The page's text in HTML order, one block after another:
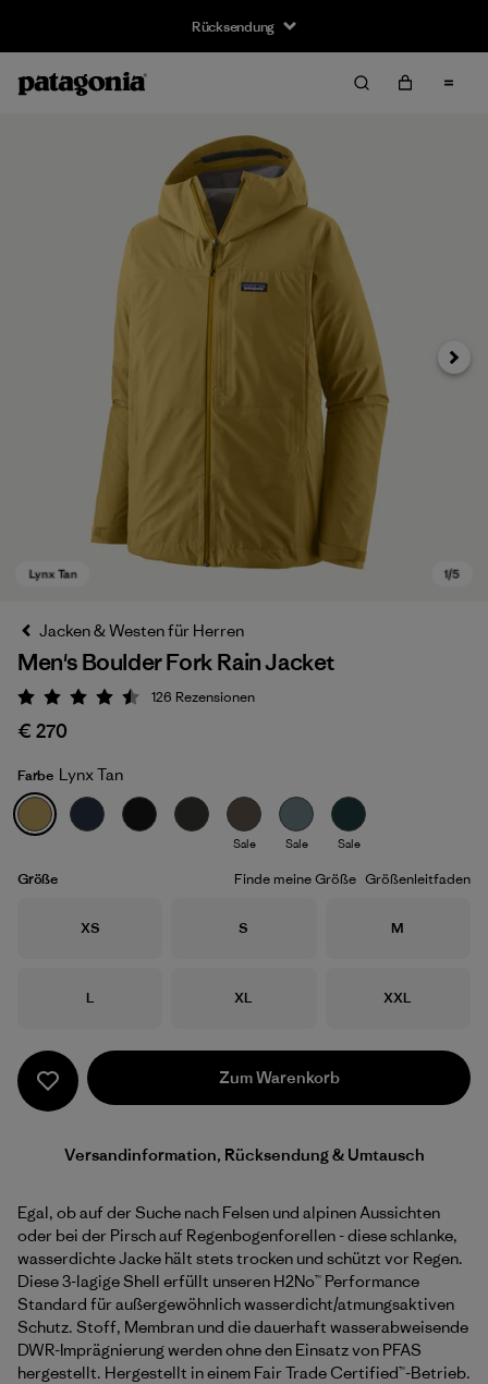
Rücksendung
Lynx Tan
Weiter
Jacken & Westen für Herren
Men's Boulder Fork Rain Jacket
Bewertung: 4.5 / 5
126 Rezensionen
€ 270
Farbe Lynx Tan
Sale Sale Sale
Größe Finde meine Größe Größenleitfaden
Größe
XS Größe
S Größe
M
Größe
L Größe
XL Größe
XXL
Zum Warenkorb
Versandinformation, Rücksendung & Umtausch
Egal, ob auf der Suche nach Felsen und alpinen Aussichten
oder bei der Pirsch auf Regenbogenforellen - diese schlanke,
wasserdichte Jacke hält stets trocken und schützt vor Regen.
Diese 3-lagige Shell erfüllt unseren H2No™ Performance
Standard für außergewöhnlich wasserdicht/atmungsaktiven
Schutz. Stoff, Membran und die dauerhaft wasserabweisende
DWR-Imprägnierung werden ohne den Einsatz von PFAS
hergestellt. Hergestellt in einem Fair Trade Certified™-Betrieb.